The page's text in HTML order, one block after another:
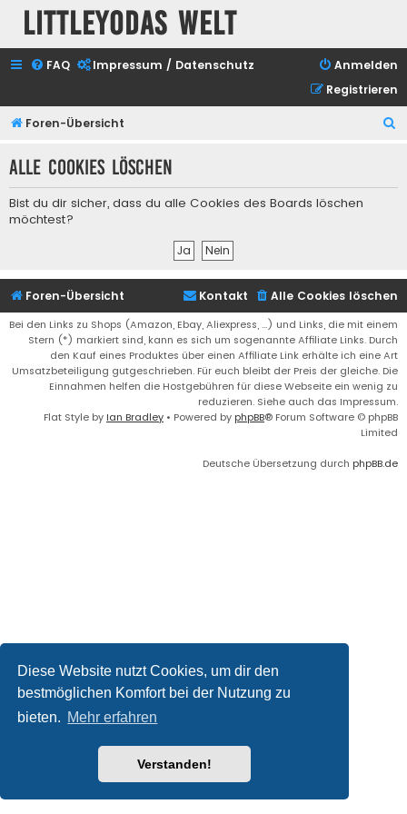
Diese Website nutzt Cookies, um dir den
bestmöglichen Komfort bei der Nutzung zu
bieten. Mehr erfahren
Verstanden!
Littleyodas Welt
FAQ Impressum / Datenschutz
Anmelden
Registrieren
Foren-Übersicht
h
Alle Cookies löschen
Bist du dir sicher, dass du alle Cookies des Boards löschen
möchtest?
Foren-Übersicht Alle Cookies löschen
Kontakt
Bei den Links zu Shops (Amazon, Ebay, Aliexpress, ...) und Links, die mit einem
Stern (*) markiert sind, kann es sich um sogenannte Affiliate Links. Durch
den Kauf eines Produktes über einen Affiliate Link erhälte ich eine Art
Umsatzbeteiligung gutgeschrieben. Für euch bleibt der Preis der gleiche. Die
Einnahmen helfen die Hostgebühren für diese Webseite ein wenig zu
reduzieren. Siehe auch das Impressum.
Flat Style by Ian Bradley • Powered by phpBB® Forum Software © phpBB
Limited
Deutsche Übersetzung durch phpBB.de